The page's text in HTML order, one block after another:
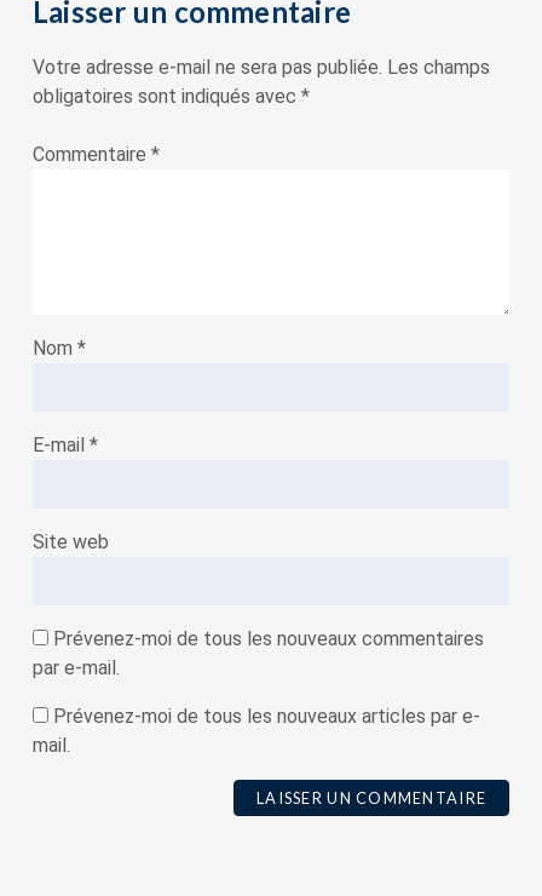
Laisser un commentaire
Votre adresse e-mail ne sera pas publiée. Les champs
obligatoires sont indiqués avec *
Commentaire *
Nom *
E-mail *
Site web
Prévenez-moi de tous les nouveaux commentaires
par e-mail.
Prévenez-moi de tous les nouveaux articles par e-
mail.